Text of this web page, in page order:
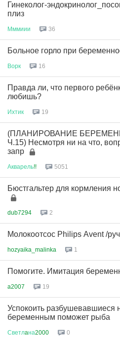
Гинеколог-
плиз
Мммиии 36
Больное горло при
Ворк 16
Правда ли, что первого
любишь?
Ихтик 19
(ПЛАНИРОВАНИЕ
Ч.15) Несмотря ни на что,
запр
Акварель!! 5051
Бюстгальтер для кормления
dub7294 2
Молокоотсос Рhilips Аvent /
hozyaika_malinka 1
Помогите. Имитация
a2007 19
Успокоить разбушевавшиеся
беременным поможет рыба
Светлaна2000 0